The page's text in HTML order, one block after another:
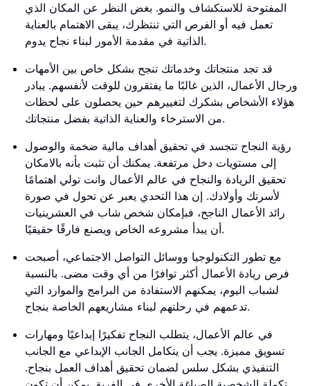
المفتوحة للاستكشاف والنمو. بغض النظر عن المكان الذي
تعمل فيه أو الفرص التي تنتظرك، يبقى الاهتمام بالعناية
الذاتية في مقدمة الأمور لبناء نجاح يدوم.
قد تجد منتجاتك وخدماتك تنجح بشكل خاص بين الأمهات
ورجال الأعمال، الذين غالبًا ما يفتقرون للوقت لأنفسهم. يبادر
هؤلاء الأشخاص بشكرك لتغييرهم حين يحصلون على لحظات
من الاسترخاء والعناية الذاتية بفضل منتجاتك.
رؤية النجاح تتجسد في تحقيق أهداف مالية ضخمة والوصول
إلى مستويات دخل مرتفعة. يمكنك أن تثبت بأنه بالامكان
تحقيق الريادة والنجاح في عالم الأعمال وانت تولي اهتمامًا
لأسرتك وأولادك. إن هذا التحدي يعبر عن تحول في صورة
رائد الأعمال الناجح، فبإمكان شخص شاب في العشرينيات
أن يبدأ مشروعه الخاص ويصنع فارقًا حقيقيًا.
مع تطور التكنولوجيا ووسائل التواصل الاجتماعي، أصبحت
فرص ريادة الأعمال أكثر توافرًا من أي وقت مضى. بالنسبة
لشباب اليوم، يمكنهم الاستفادة من البرامج والموارد التي
تدعمهم في رحلتهم لبناء مشاريعهم الخاصة بنجاح.
في عالم الأعمال، يتطلب النجاح تفكيرًا إبداعيًا ومهارات
تسويق مميزة. يجب أن يتكامل الجانب الإبداعي مع الجانب
التنفيذي بشكل سلس لضمان تحقيق أهداف العمل بنجاح.